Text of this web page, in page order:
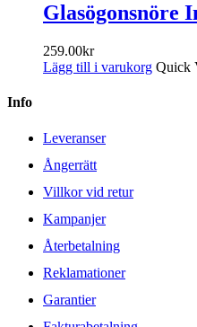
Glasögonsnöre
259.00kr
Lägg till i varukorg Quick
Info
Leveranser
Ångerrätt
Villkor vid retur
Kampanjer
Återbetalning
Reklamationer
Garantier